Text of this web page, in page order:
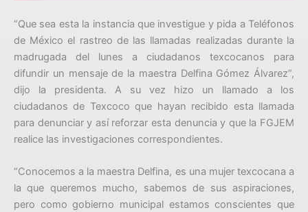
“Que sea esta la instancia que investigue y pida a Teléfonos
de México el rastreo de las llamadas realizadas durante la
madrugada del lunes a ciudadanos texcocanos para
difundir un mensaje de la maestra Delfina Gómez Álvarez”,
dijo la presidenta. A su vez hizo un llamado a los
ciudadanos de Texcoco que hayan recibido esta llamada
para denunciar y así reforzar esta denuncia y que la FGJEM
realice las investigaciones correspondientes.
“Conocemos a la maestra Delfina, es una mujer texcocana a
la que queremos mucho, sabemos de sus aspiraciones,
pero como gobierno municipal estamos conscientes que